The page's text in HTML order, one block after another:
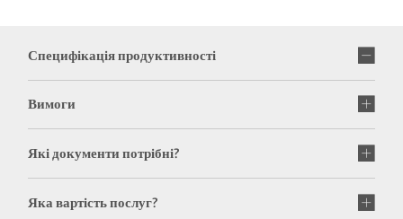
Специфікація продуктивності
Вимоги
Які документи потрібні?
Яка вартість послуг?